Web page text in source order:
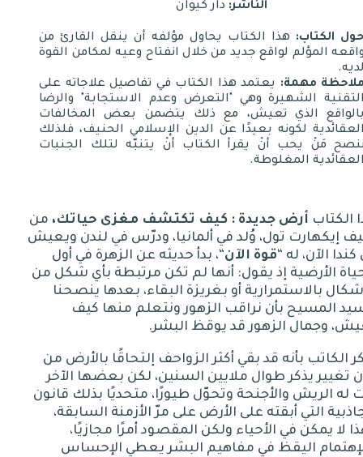
الناشر: دار كيوان
الكتاب: هذا الكتاب يحاول مؤلفه أن ينقل القارئ من
المؤلم لواقع جديد من خلال انفتاح وعيه لمكامن القوة
مهمة: يعتمد هذا الكتاب في تفاصيل علاجاته على
الشهيرة وهي "التعرض وعدم الاستجابة" والرضا
الذي تعيش، مع ذلك يتضمن بعض المخالفات
لكونه بعيدًا عن الدين الإسلامي الحنيف، فلذلك
مَنْ يحب أنْ يقرأ الكتاب أنْ يتنبّه لتلك الجنبات
المغلوطة.
الكتاب أرض جديدة : كيف تكتشف مغزى حياتك، من
إيكهارت تول، وُلد في ألمانيا، ودرّس في لندن ويعيش
الآن، له “قوة الآن“، بدأ حديثه عن الزهرة في أول
الأرضية إذ يقول: أنها لم تكن مرتبطة بأي شكل من
بالاستمرارية أو بغريزة البقاء، بعدها ينصحنا
المسيح بأن نراقب الزهور ونتعلم منها كيف
وجمال الزهور قد يوقظ البشر.
الكاتب بأنه قد بقي أكثر الزواحف إلتحاقًا بالأرض من
تغيير يذكر طوال ملايين السنين، لكن بعضها الآخر
له الريش والأجنحة وتحوّل طيورًا، متحديًا بذلك قانون
التي أبقته على الأرض على مرّ الأزمنة السابقة،
لا يمكن في الأحياء ولكن المقصود أمرًا مجازيًا،
اليقظ في مفاهيم البشر يعطي الإحساس